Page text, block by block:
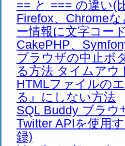
== と === の違い(
Firefox、Chrome
ー情報に文字コー
CakePHP、
ブラウザの中止ボ
る方法 タイムアウ
HTMLファイルの
る』にしない方法
SQL Buddy ブラ
Twitter APIを使用
録)